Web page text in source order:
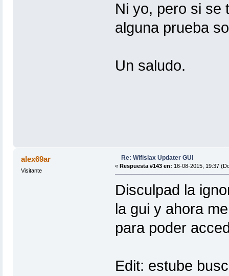
Ni yo, pero si se
alguna prueba
Un saludo.
alex69ar
Visitante
Re: Wifislax Updater GUI
« Respuesta #143 en: 16-08-2015, 19:37
Disculpad la
la gui y ahora
para poder
Edit: estube